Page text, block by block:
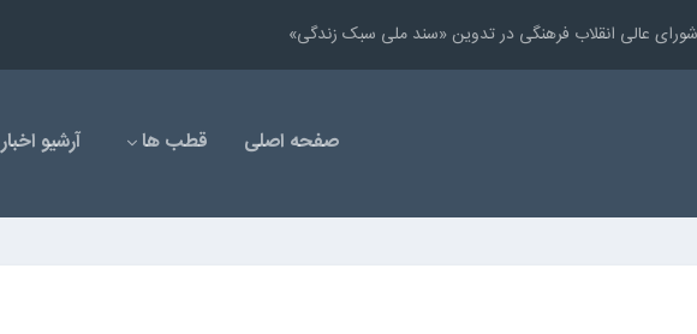
شورای عالی انقلاب فرهنگی در تدوین «سند ملی سبک زندگی»
صفحه اصلی قطب ها آرشیو اخبار